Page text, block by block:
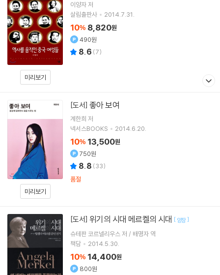
미리보기
이양자 저
살림출판사
2014.7.31.
10% 8,820원
490원
8.6 (7)
미리보기
[도서] 좋아 보여
계한희 저
넥서스BOOKS
2014.6.20.
10% 13,500원
750원
8.8 (33)
품절
[도서] 위기의 시대 메르켈의 시대 [ 양장]
슈테판 코르넬리우스 저 / 배명자 역
책담
2014.5.30.
10% 14,400원
800원